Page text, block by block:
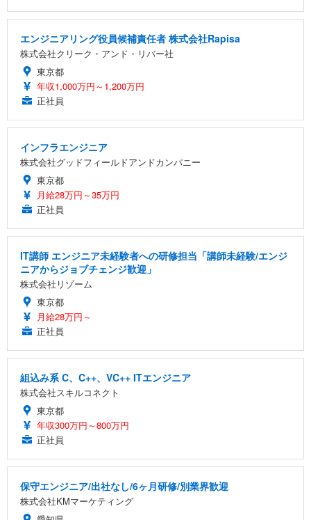
エンジニアリング役員候補責任者 株式会社Rapisa
株式会社クリーク・アンド・リバー社
東京都
年収1,000万円～1,200万円
正社員
インフラエンジニア
株式会社グッドフィールドアンドカンパニー
東京都
月給28万円～35万円
正社員
IT講師 エンジニア未経験者への研修担当「講師未経験/エンジ
ニアからジョブチェンジ歓迎」
株式会社リゾーム
東京都
月給28万円～
正社員
組込み系 C、C++、VC++ ITエンジニア
株式会社スキルコネクト
東京都
年収300万円～800万円
正社員
保守エンジニア/出社なし/6ヶ月研修/別業界歓迎
株式会社KMマーケティング